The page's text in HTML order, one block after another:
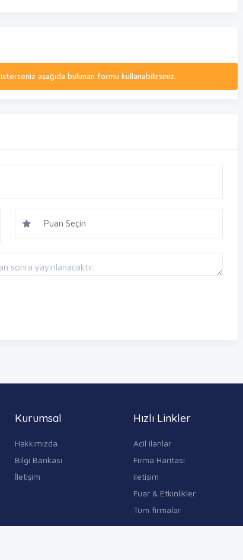
aşağıda bulunan formu kullanabilirsiniz.
Kurumsal
Hakkımızda
Bilgi Bankası
İletişim
Hızlı Linkler
Acil ilanlar
Firma Haritası
iletişim
Fuar & Etkinlikler
Tüm firmalar